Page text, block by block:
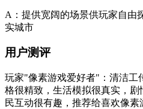
A：提供宽阔的场景供玩家自由
实城市
用户测评
玩家"像素游戏爱好者"：清洁工
格很精致，生活模拟很真实，
民互动很有趣，推荐给喜欢像素